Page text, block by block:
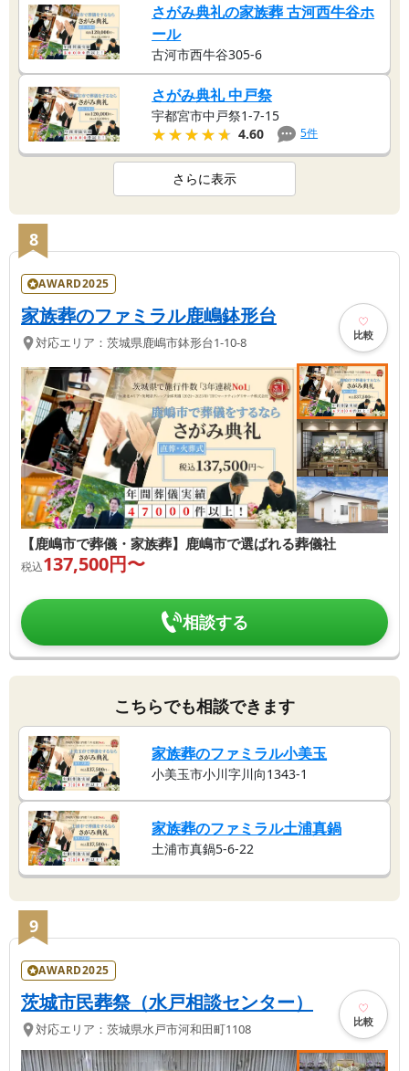
さがみ典礼の家族葬 古河西牛谷ホ
ール
古河市西牛谷305-6
さがみ典礼 中戸祭
宇都宮市中戸祭1-7-15
★★★★★
★★★★★ 4.60 5件
さらに表示
8
AWARD2025
家族葬のファミラル鹿嶋鉢形台
対応エリア： 茨城県鹿嶋市鉢形台1-10-8 比較
【鹿嶋市で葬儀・家族葬】鹿嶋市で選ばれる葬儀社
税込137,500円〜
相談する
こちらでも相談できます
家族葬のファミラル小美玉
小美玉市小川字川向1343-1
家族葬のファミラル土浦真鍋
土浦市真鍋5-6-22
9
AWARD2025
茨城市民葬祭（水戸相談センター）
対応エリア： 茨城県水戸市河和田町1108 比較